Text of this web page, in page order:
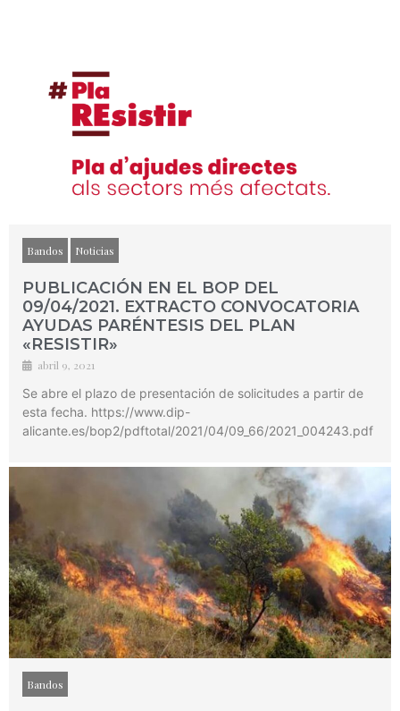
Bandos Noticias
PUBLICACIÓN EN EL BOP DEL
09/04/2021. EXTRACTO CONVOCATORIA
AYUDAS PARÉNTESIS DEL PLAN
«RESISTIR»
abril 9, 2021
Se abre el plazo de presentación de solicitudes a partir de
esta fecha. https://www.dip-
alicante.es/bop2/pdftotal/2021/04/09_66/2021_004243.pdf
Bandos